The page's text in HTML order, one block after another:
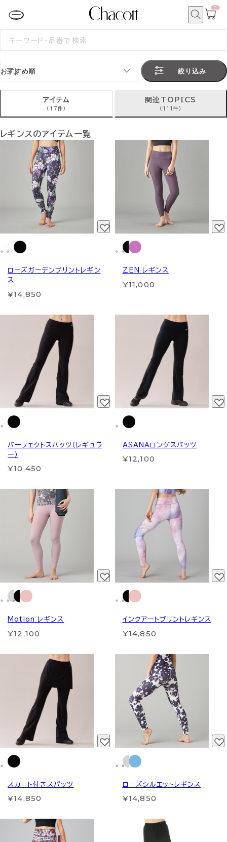
カ
0
検
絞り込み
アイテム
(17件)
関連TOPICS
(111件)
レギンスのアイテム一覧
ローズガーデンプリントレギン
ス
¥14,850
ZEN レギンス
¥11,000
パーフェクトスパッツ（レギュラ
ー）
¥10,450
ASANAロングスパッツ
¥12,100
Motion レギンス
¥12,100
インクアートプリントレギンス
¥14,850
スカート付きスパッツ
¥14,850
ローズシルエットレギンス
¥14,850